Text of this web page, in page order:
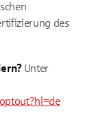
des
Unter